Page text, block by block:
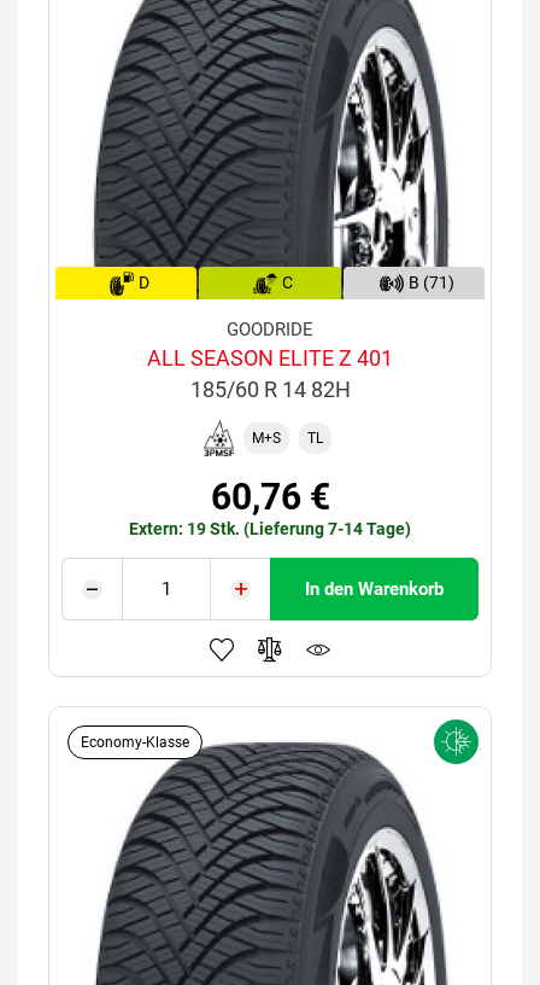
D C B (71)
GOODRIDE
ALL SEASON ELITE Z 401
185/60 R 14 82H
M+S TL
60,76 €
Extern: 19 Stk. (Lieferung 7-14 Tage)
In den Warenkorb
Economy-Klasse